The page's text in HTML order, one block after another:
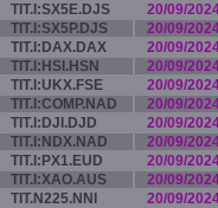
TIT.I:SX5E.DJS
20/09/
TIT.I:SX5P.DJS
20/09/
TIT.I:DAX.DAX
20/09/
TIT.I:HSI.HSN
20/09/
TIT.I:UKX.FSE
20/09/
TIT.I:COMP.NAD
20/09/
TIT.I:DJI.DJD
20/09/
TIT.I:NDX.NAD
20/09/
TIT.I:PX1.EUD
20/09/
TIT.I:XAO.AUS
20/09/
TIT.N225.NNI 20/09/